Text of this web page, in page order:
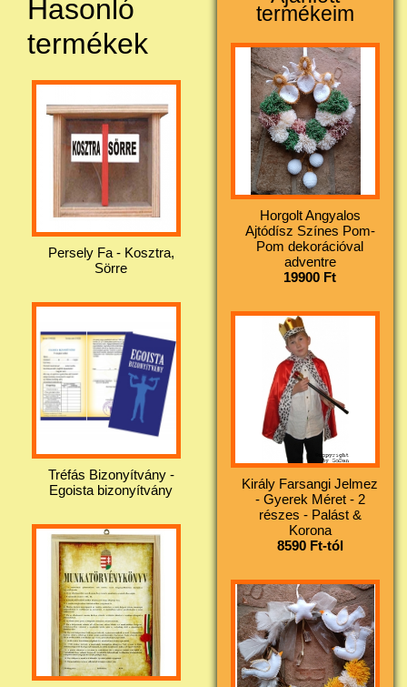
Hasonló
termékek
Persely Fa - Kosztra,
Sörre
Tréfás Bizonyítvány -
Egoista bizonyítvány
termékeim
Horgolt Angyalos
Ajtódísz Színes Pom-
Pom dekorációval
adventre
19900 Ft
Király Farsangi Jelmez
- Gyerek Méret - 2
részes - Palást &
Korona
8590 Ft-tól